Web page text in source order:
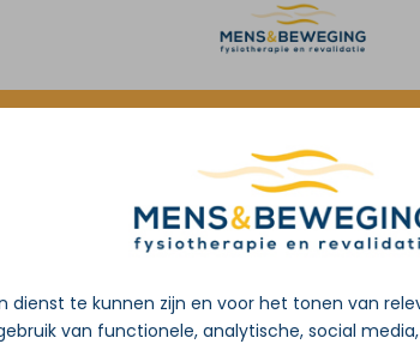
dienst te kunnen zijn en voor het tonen van
van functionele, analytische, social
doorverwijzing van de huisarts